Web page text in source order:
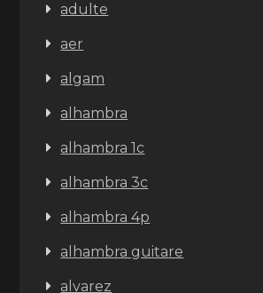
adulte
aer
algam
alhambra
alhambra 1c
alhambra 3c
alhambra 4p
alhambra guitare
alvarez